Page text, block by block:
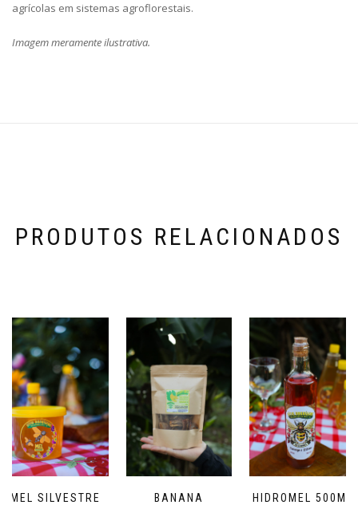
agrícolas em sistemas agroflorestais.
Imagem meramente ilustrativa.
PRODUTOS RELACIONADOS
MEL SILVESTRE
BANANA
HIDROMEL 500ML